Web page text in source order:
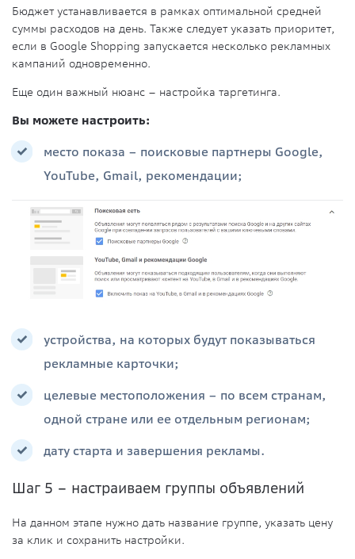
Бюджет устанавливается в рамках оптимальной средней
суммы расходов на день. Также следует указать приоритет,
если в Google Shopping запускается несколько рекламных
кампаний одновременно.
Еще один важный нюанс – настройка таргетинга.
Вы можете настроить:
место показа – поисковые партнеры Google,
YouTube, Gmail, рекомендации;
устройства, на которых будут показываться
рекламные карточки;
целевые местоположения – по всем странам,
одной стране или ее отдельным регионам;
дату старта и завершения рекламы.
Шаг 5 – настраиваем группы объявлений
На данном этапе нужно дать название группе, указать цену
за клик и сохранить настройки.